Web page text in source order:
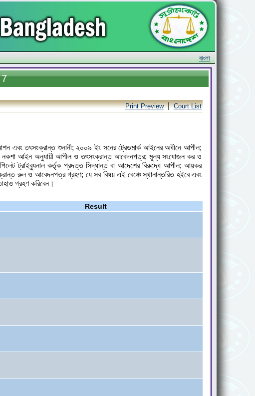
বাংলা
Print Preview|Court List
এবং তৎসংক্রান্ত শুনানী; ২০০৯ ইং সনের ট্রেডমার্ক আইনের অধীনে আপীল;
নকশা আইন অনুযায়ী আপীল ও তৎসংক্রান্ত আবেদনপত্র; মূল্য সংযোজন কর ও
ট্রাইব্যুনাল কর্তৃক প্রদত্ত সিদ্ধান্ত বা আদেশের বিরুদ্ধে আপীল; আয়কর
রুল ও আবেদনপত্র গ্রহণ; যে সব বিষয় এই বেঞ্চে স্থানান্তরিত হইবে এবং
গ্রহণ করিবেন।
Result